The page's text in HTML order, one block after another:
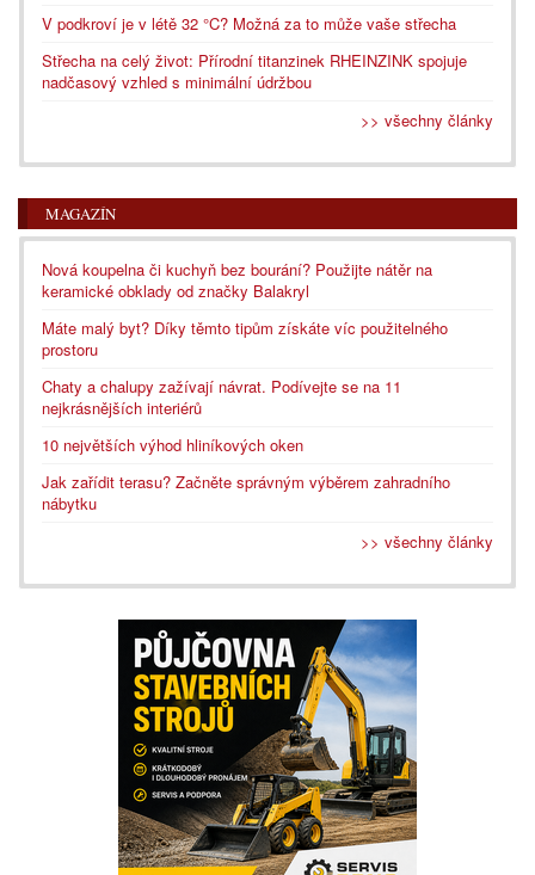
V podkroví je v létě 32 °C? Možná za to může vaše střecha
Střecha na celý život: Přírodní titanzinek RHEINZINK spojuje
nadčasový vzhled s minimální údržbou
>> všechny články
MAGAZÍN
Nová koupelna či kuchyň bez bourání? Použijte nátěr na
keramické obklady od značky Balakryl
Máte malý byt? Díky těmto tipům získáte víc použitelného
prostoru
Chaty a chalupy zažívají návrat. Podívejte se na 11
nejkrásnějších interiérů
10 největších výhod hliníkových oken
Jak zařídit terasu? Začněte správným výběrem zahradního
nábytku
>> všechny články